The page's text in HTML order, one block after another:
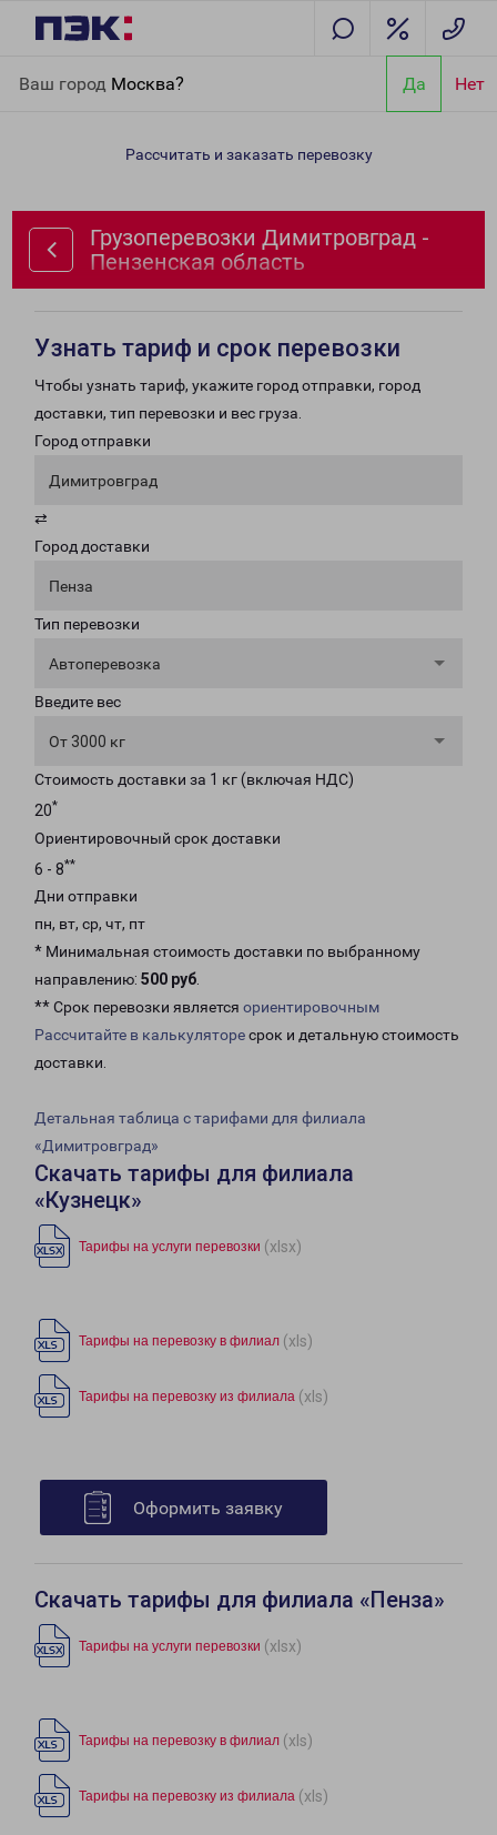
Ваш город Москва? Да Нет
Пензенская область
Рассчитать и заказать перевозку
Грузоперевозки Димитровград -
Пензенская область
Узнать тариф и срок перевозки
Чтобы узнать тариф, укажите город отправки, город
доставки, тип перевозки и вес груза.
Город отправки
Димитровград
⇄
Город доставки
Пенза
Тип перевозки
Автоперевозка
Введите вес
От 3000 кг
Стоимость доставки за 1 кг (включая НДС)
20*
Ориентировочный срок доставки
6 - 8**
Дни отправки
пн, вт, ср, чт, пт
* Минимальная стоимость доставки по выбранному
направлению: 500 руб.
** Срок перевозки является ориентировочным
Рассчитайте в калькуляторесрок и детальную стоимость
доставки.
Детальная таблица с тарифами для филиала
«Димитровград»
Скачать тарифы для филиала
«Кузнецк»
Тарифы на услуги перевозки (xlsx)
Тарифы на перевозку в филиал (xls)
Тарифы на перевозку из филиала (xls)
Оформить заявку
Скачать тарифы для филиала «Пенза»
Тарифы на услуги перевозки (xlsx)
Тарифы на перевозку в филиал (xls)
Тарифы на перевозку из филиала (xls)